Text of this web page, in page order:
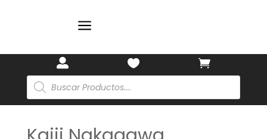
a
 

Búsqueda
de
productos
🎋